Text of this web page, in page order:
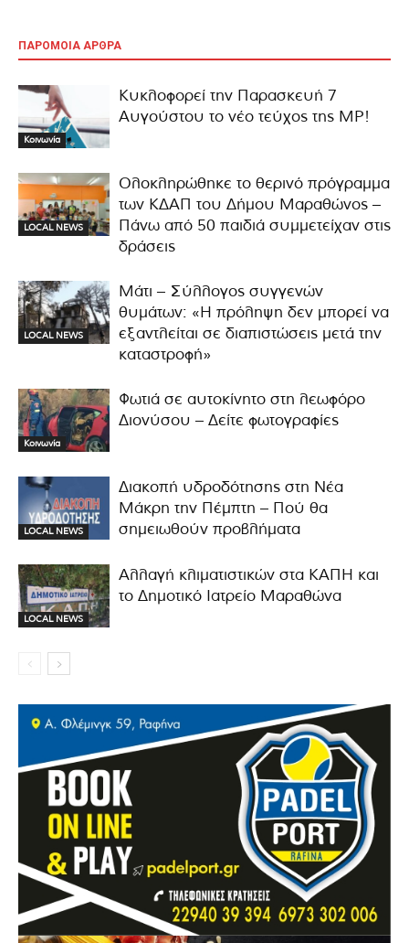
ΠΑΡΟΜΟΙΑ ΑΡΘΡΑ
Κοινωνία
Κυκλοφορεί την Παρασκευή 7
Αυγούστου το νέο τεύχος της MP!
LOCAL NEWS
Ολοκληρώθηκε το θερινό πρόγραμμα
των ΚΔΑΠ του Δήμου Μαραθώνος –
Πάνω από 50 παιδιά συμμετείχαν στις
δράσεις
LOCAL NEWS
Μάτι – Σύλλογος συγγενών
θυμάτων: «Η πρόληψη δεν μπορεί να
εξαντλείται σε διαπιστώσεις μετά την
καταστροφή»
Κοινωνία
Φωτιά σε αυτοκίνητο στη λεωφόρο
Διονύσου – Δείτε φωτογραφίες
LOCAL NEWS
Διακοπή υδροδότησης στη Νέα
Μάκρη την Πέμπτη – Πού θα
σημειωθούν προβλήματα
LOCAL NEWS
Αλλαγή κλιματιστικών στα ΚΑΠΗ και
το Δημοτικό Ιατρείο Μαραθώνα